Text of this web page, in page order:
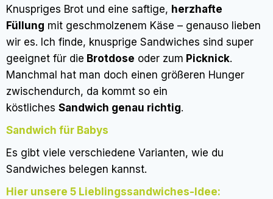
Knuspriges Brot und eine saftige, herzhafte
Füllung mit geschmolzenem Käse – genauso lieben
wir es. Ich finde, knusprige Sandwiches sind super
geeignet für die Brotdose oder zum Picknick.
Manchmal hat man doch einen größeren Hunger
zwischendurch, da kommt so ein
köstliches Sandwich genau richtig.
Sandwich für Babys
Es gibt viele verschiedene Varianten, wie du
Sandwiches belegen kannst.
Hier unsere 5 Lieblingssandwiches-Idee: